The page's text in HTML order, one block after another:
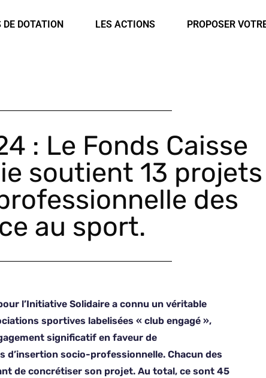
DE DOTATION LES ACTIONS PROPOSER
: Le Fonds Caisse
soutient 13 projets
des
au sport.
l’Initiative Solidaire a connu un véritable
sportives labelisées « club engagé »,
significatif en faveur de
d’insertion socio-professionnelle. Chacun des
de concrétiser son projet. Au total, ce sont 45